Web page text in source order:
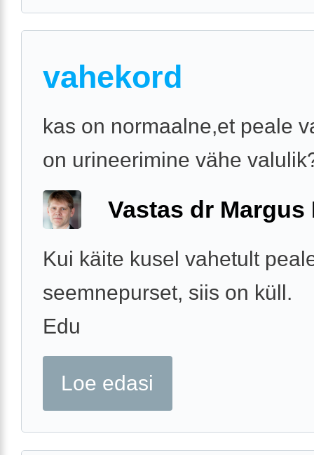
vahekord
kas on normaalne,et peale
on urineerimine vähe
Vastas dr Margus
Kui käite kusel vahetult
seemnepurset, siis on küll.
Edu
Loe edasi